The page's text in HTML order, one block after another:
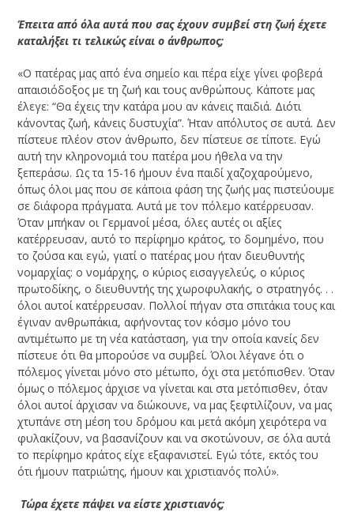
­Έπειτα από όλα αυτά που σας έχουν συμβεί στη ζωή έχετε
καταλήξει τι τελικώς είναι ο άνθρωπος;
«Ο πατέρας μας από ένα σημείο και πέρα είχε γίνει φοβερά
απαισιόδοξος με τη ζωή και τους ανθρώπους. Κάποτε μας
έλεγε: “Θα έχεις την κατάρα μου αν κάνεις παιδιά. Διότι
κάνοντας ζωή, κάνεις δυστυχία”. Ήταν απόλυτος σε αυτά. Δεν
πίστευε πλέον στον άνθρωπο, δεν πίστευε σε τίποτε. Εγώ
αυτή την κληρονομιά του πατέρα μου ήθελα να την
ξεπεράσω. Ως τα 15-16 ήμουν ένα παιδί χαζοχαρούμενο,
όπως όλοι μας που σε κάποια φάση της ζωής μας πιστεύουμε
σε διάφορα πράγματα. Αυτά με τον πόλεμο κατέρρευσαν.
Όταν μπήκαν οι Γερμανοί μέσα, όλες αυτές οι αξίες
κατέρρευσαν, αυτό το περίφημο κράτος, το δομημένο, που
το ζούσα και εγώ, γιατί ο πατέρας μου ήταν διευθυντής
νομαρχίας: ο νομάρχης, ο κύριος εισαγγελεύς, ο κύριος
πρωτοδίκης, ο διευθυντής της χωροφυλακής, ο στρατηγός. . .
όλοι αυτοί κατέρρευσαν. Πολλοί πήγαν στα σπιτάκια τους και
έγιναν ανθρωπάκια, αφήνοντας τον κόσμο μόνο του
αντιμέτωπο με τη νέα κατάσταση, για την οποία κανείς δεν
πίστευε ότι θα μπορούσε να συμβεί. Όλοι λέγανε ότι ο
πόλεμος γίνεται μόνο στο μέτωπο, όχι στα μετόπισθεν. Όταν
όμως ο πόλεμος άρχισε να γίνεται και στα μετόπισθεν, όταν
όλοι αυτοί άρχισαν να διώκουνε, να μας ξεφτιλίζουν, να μας
χτυπάνε στη μέση του δρόμου και μετά ακόμη χειρότερα να
φυλακίζουν, να βασανίζουν και να σκοτώνουν, σε όλα αυτά
το περίφημο κράτος είχε εξαφανιστεί. Εγώ τότε, εκτός του
ότι ήμουν πατριώτης, ήμουν και χριστιανός πολύ».
­ Τώρα έχετε πάψει να είστε χριστιανός;